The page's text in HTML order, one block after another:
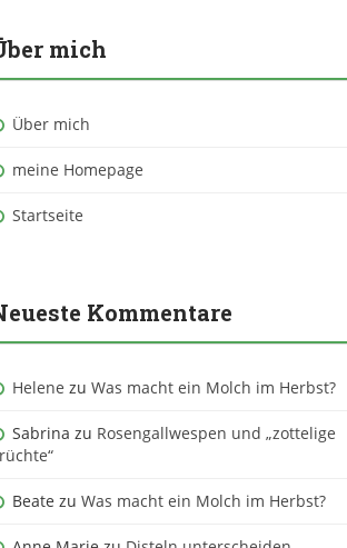
mich
Über mich
meine Homepage
Startseite
Kommentare
Helene zu Was macht ein Molch im Herbst?
Sabrina zu Rosengallwespen und „zottelige
Beate zu Was macht ein Molch im Herbst?